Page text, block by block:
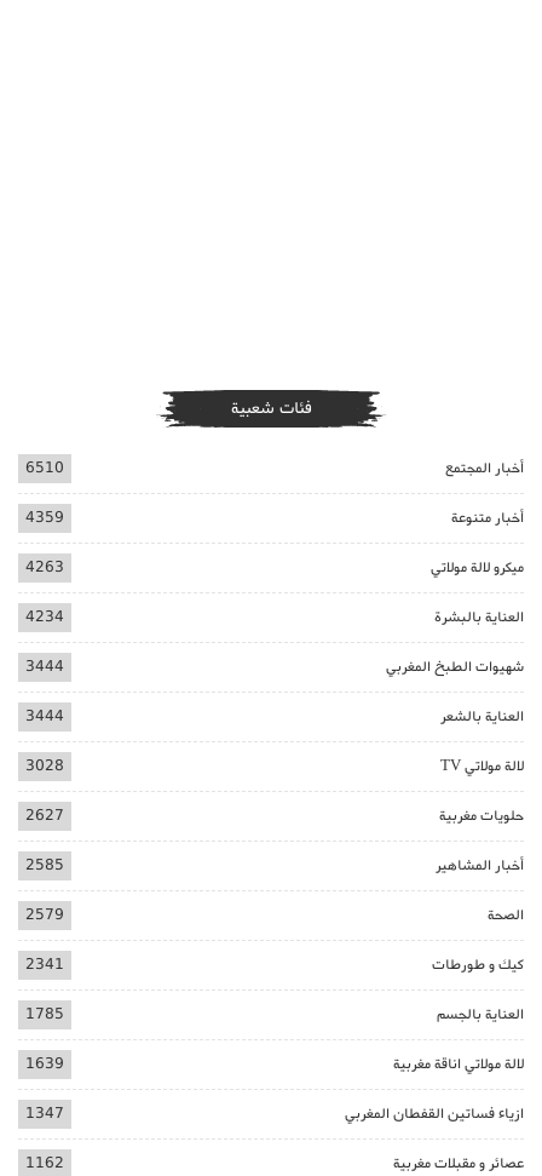
فئات شعبية
أخبار المجتمع 6510
أخبار متنوعة 4359
ميكرو لالة مولاتي 4263
العناية بالبشرة 4234
شهيوات الطبخ المغربي 3444
العناية بالشعر 3444
لالة مولاتي TV 3028
حلويات مغربية 2627
أخبار المشاهير 2585
الصحة 2579
كيك و طورطات 2341
العناية بالجسم 1785
لالة مولاتي اناقة مغربية 1639
ازياء فساتين القفطان المغربي 1347
عصائر و مقبلات مغربية 1162